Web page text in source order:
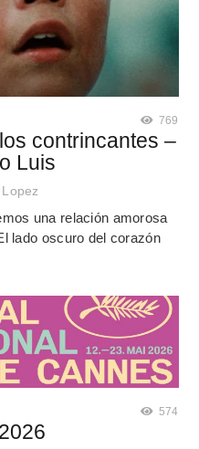
769
contrincantes –
Luis
una relación amorosa
lado oscuro del corazón
574